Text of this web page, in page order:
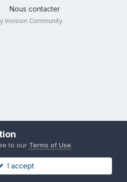
Nous contacter
Invision Community
to our Terms of Use.
I accept